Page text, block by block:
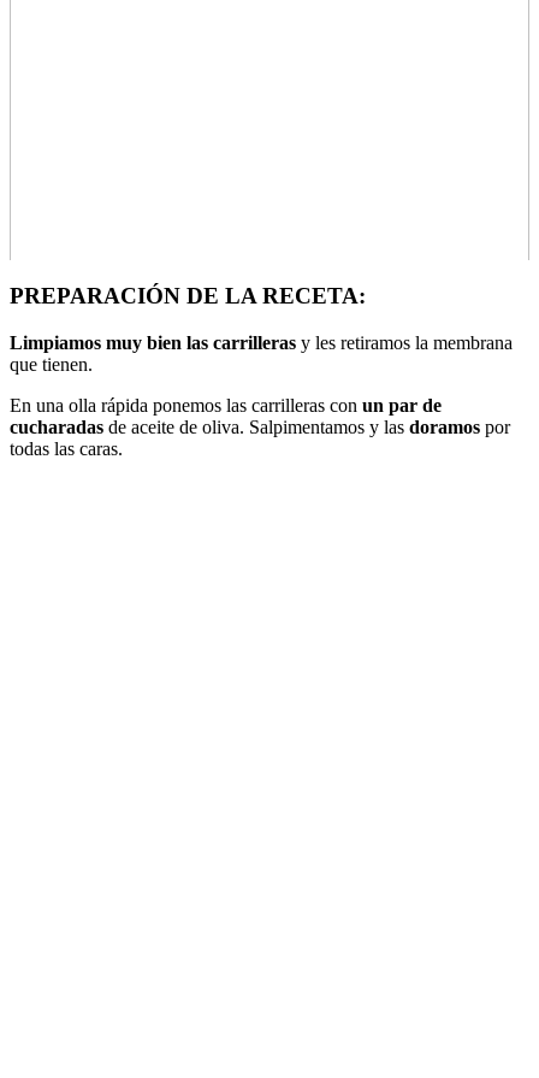
PREPARACIÓN DE LA RECETA:
Limpiamos muy bien las carrilleras y les retiramos la membrana
que tienen.
En una olla rápida ponemos las carrilleras con un par de
cucharadas de aceite de oliva. Salpimentamos y las doramos por
todas las caras.